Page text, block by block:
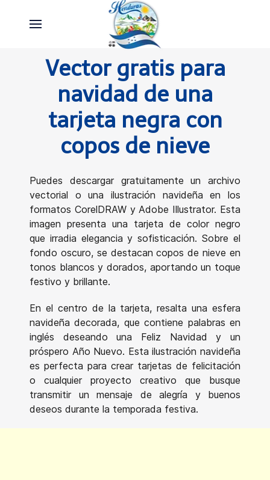
Vector gratis para
navidad de una
tarjeta negra con
copos de nieve
Puedes descargar gratuitamente un archivo
vectorial o una ilustración navideña en los
formatos CorelDRAW y Adobe Illustrator. Esta
imagen presenta una tarjeta de color negro
que irradia elegancia y sofisticación. Sobre el
fondo oscuro, se destacan copos de nieve en
tonos blancos y dorados, aportando un toque
festivo y brillante.
En el centro de la tarjeta, resalta una esfera
navideña decorada, que contiene palabras en
inglés deseando una Feliz Navidad y un
próspero Año Nuevo. Esta ilustración navideña
es perfecta para crear tarjetas de felicitación
o cualquier proyecto creativo que busque
transmitir un mensaje de alegría y buenos
deseos durante la temporada festiva.